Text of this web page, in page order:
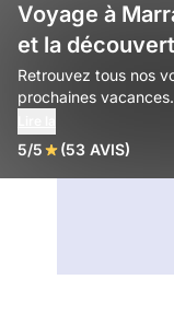
Voyage à
et la
Retrouvez tous nos
prochaines vacances.
5/5 (53 AVIS)